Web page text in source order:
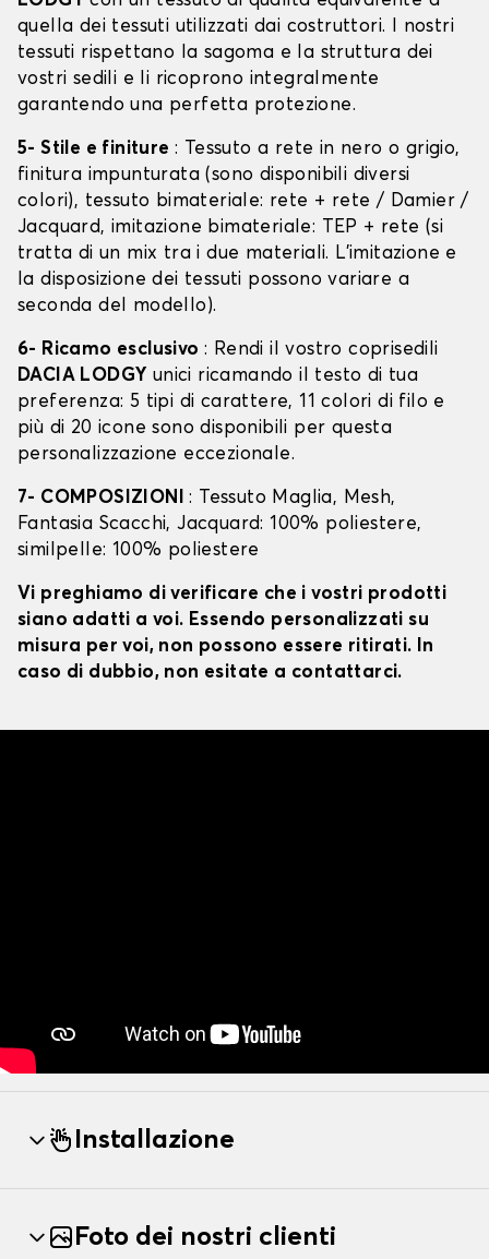
quella dei tessuti utilizzati dai costruttori. I nostri
tessuti rispettano la sagoma e la struttura dei
vostri sedili e li ricoprono integralmente
garantendo una perfetta protezione.
5- Stile e finiture : Tessuto a rete in nero o grigio,
finitura impunturata (sono disponibili diversi
colori), tessuto bimateriale: rete + rete / Damier /
Jacquard, imitazione bimateriale: TEP + rete (si
tratta di un mix tra i due materiali. L'imitazione e
la disposizione dei tessuti possono variare a
seconda del modello).
6- Ricamo esclusivo : Rendi il vostro coprisedili
DACIA LODGY unici ricamando il testo di tua
preferenza: 5 tipi di carattere, 11 colori di filo e
più di 20 icone sono disponibili per questa
personalizzazione eccezionale.
7- COMPOSIZIONI: Tessuto Maglia, Mesh,
Fantasia Scacchi, Jacquard: 100% poliestere,
similpelle: 100% poliestere
Vi preghiamo di verificare che i vostri prodotti
siano adatti a voi. Essendo personalizzati su
misura per voi, non possono essere ritirati. In
caso di dubbio, non esitate a contattarci.
Installazione
Foto dei nostri clienti